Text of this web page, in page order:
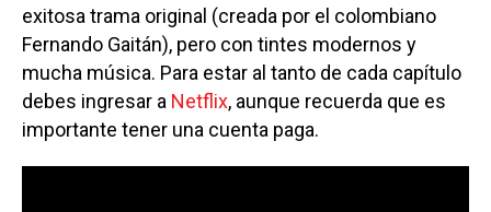
exitosa trama original (creada por el colombiano
Fernando Gaitán), pero con tintes modernos y
mucha música. Para estar al tanto de cada capítulo
debes ingresar a Netflix, aunque recuerda que es
importante tener una cuenta paga.